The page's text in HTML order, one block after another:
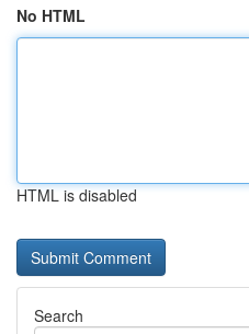
No HTML
HTML is disabled
Search